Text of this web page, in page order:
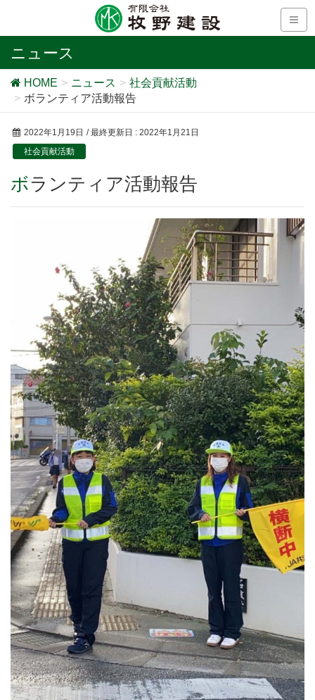
ニュース
HOME ニュース
社会貢献活動
ボランティア活動報告
2022年1月19日 / 最終更新日 : 2022年1月21日
社会貢献活動
ボランティア活動報告